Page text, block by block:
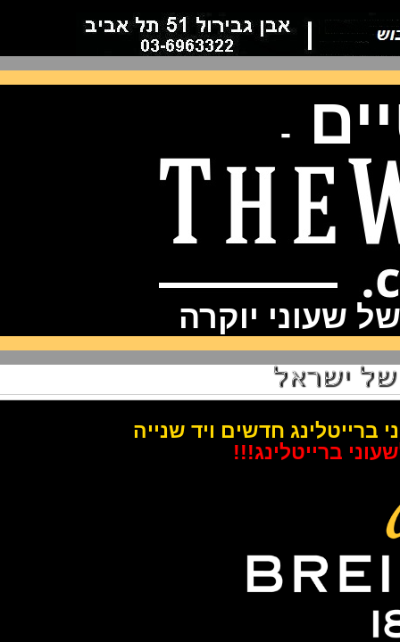
-
יוקרה
חדשים ויד שנייה
ברייטלינג!!!